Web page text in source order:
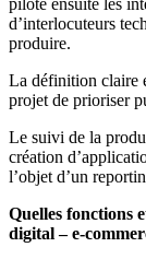
d’interlocuteurs
produire.
La définition claire
projet de prioriser
Le suivi de la
création
l’objet d’un
Quelles fonctions
digital – e-